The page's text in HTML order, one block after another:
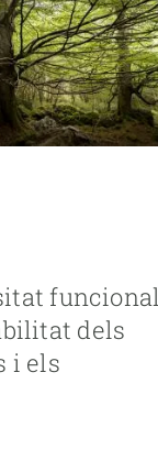
funcional
dels
i els